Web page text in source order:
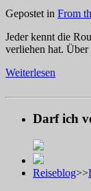
Gepostet in From
Jeder kennt die
verliehen hat.
Weiterlesen
Darf ich
Reiseblog>>